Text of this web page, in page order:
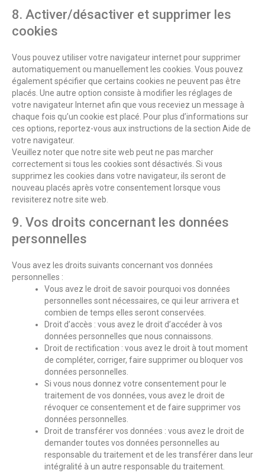
8. Activer/désactiver et supprimer les
cookies
Vous pouvez utiliser votre navigateur internet pour supprimer
automatiquement ou manuellement les cookies. Vous pouvez
également spécifier que certains cookies ne peuvent pas être
placés. Une autre option consiste à modifier les réglages de
votre navigateur Internet afin que vous receviez un message à
chaque fois qu’un cookie est placé. Pour plus d’informations sur
ces options, reportez-vous aux instructions de la section Aide de
votre navigateur.
Veuillez noter que notre site web peut ne pas marcher
correctement si tous les cookies sont désactivés. Si vous
supprimez les cookies dans votre navigateur, ils seront de
nouveau placés après votre consentement lorsque vous
revisiterez notre site web.
9. Vos droits concernant les données
personnelles
Vous avez les droits suivants concernant vos données
personnelles :
Vous avez le droit de savoir pourquoi vos données
personnelles sont nécessaires, ce qui leur arrivera et
combien de temps elles seront conservées.
Droit d’accès : vous avez le droit d’accéder à vos
données personnelles que nous connaissons.
Droit de rectification : vous avez le droit à tout moment
de compléter, corriger, faire supprimer ou bloquer vos
données personnelles.
Si vous nous donnez votre consentement pour le
traitement de vos données, vous avez le droit de
révoquer ce consentement et de faire supprimer vos
données personnelles.
Droit de transférer vos données : vous avez le droit de
demander toutes vos données personnelles au
responsable du traitement et de les transférer dans leur
intégralité à un autre responsable du traitement.